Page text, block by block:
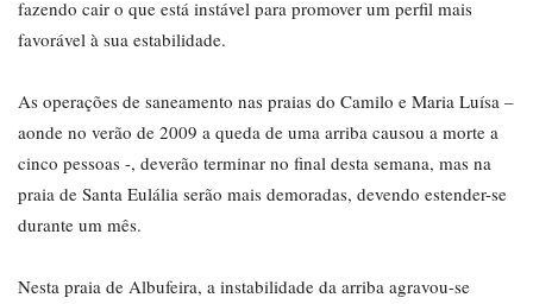
fazendo cair o que está instável para promover um perfil mais
favorável à sua estabilidade.
As operações de saneamento nas praias do Camilo e Maria Luísa –
aonde no verão de 2009 a queda de uma arriba causou a morte a
cinco pessoas -, deverão terminar no final desta semana, mas na
praia de Santa Eulália serão mais demoradas, devendo estender-se
durante um mês.
Nesta praia de Albufeira, a instabilidade da arriba agravou-se